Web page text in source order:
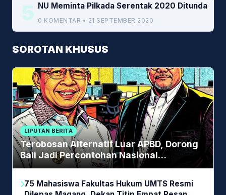
5 NU Meminta Pilkada Serentak 2020 Ditunda
0 KOMENTAR • 21 SEPTEMBER 2020
SOROTAN KHUSUS
LIPUTAN BERITA
Terobosan Alternatif Luar APBD, Dorong
Bali Jadi Percontohan Nasional
Pembiayaan Daerah
75 Mahasiswa Fakultas Hukum UMTS Resmi